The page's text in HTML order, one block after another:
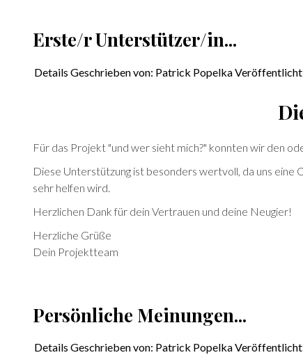
Erste/r Unterstützer/in...
Details Geschrieben von: Patrick Popelka
Für das Projekt "und wer sieht mich?" konnten wir den
Diese Unterstützung ist besonders wertvoll, da uns
sehr helfen wird.
Herzlichen Dank für dein Vertrauen und deine Neugier!
Herzliche Grüße
Dein Projektteam
Persönliche Meinungen...
Details Geschrieben von: Patrick Popelka